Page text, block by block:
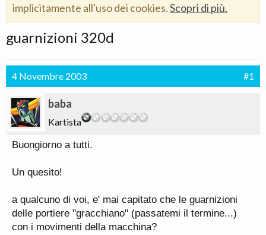
implicitamente all'uso dei cookies.Scopri di più.
guarnizioni 320d
4 Novembre 2003 #1
baba
Kartista
Buongiorno a tutti.
Un quesito!
a qualcuno di voi, e' mai capitato che le guarnizioni
delle portiere "gracchiano" (passatemi il termine...)
con i movimenti della macchina?